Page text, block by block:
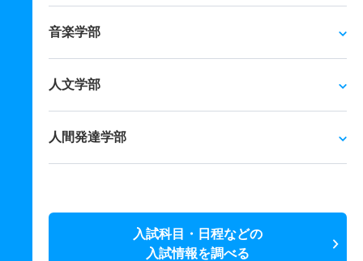
音楽学部
人文学部
人間発達学部
入試科目・日程などの
入試情報を調べる